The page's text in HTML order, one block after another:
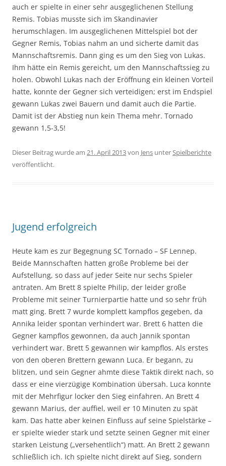
auch er spielte in einer sehr ausgeglichenen Stellung
Remis. Tobias musste sich im Skandinavier
herumschlagen. Im ausgeglichenen Mittelspiel bot der
Gegner Remis, Tobias nahm an und sicherte damit das
Mannschaftsremis. Dann ging es um den Sieg von Lukas.
Ihm hätte ein Remis gereicht, um den Mannschaftssieg zu
holen. Obwohl Lukas nach der Eröffnung ein kleinen Vorteil
hatte, konnte der Gegner sich verteidigen; erst im Endspiel
gewann Lukas zwei Bauern und damit auch die Partie.
Damit ist der Abstieg nun kein Thema mehr. Tornado
gewann 1,5-3,5!
Dieser Beitrag wurde am 21. April 2013von Jens unterSpielberichte
veröffentlicht.
Jugend erfolgreich
Heute kam es zur Begegnung SC Tornado – SF Lennep.
Beide Mannschaften hatten große Probleme bei der
Aufstellung, so dass auf jeder Seite nur sechs Spieler
antraten. Am Brett 8 spielte Philip, der leider große
Probleme mit seiner Turnierpartie hatte und so sehr früh
matt ging. Brett 7 wurde komplett kampflos gegeben, da
Annika leider spontan verhindert war. Brett 6 hatten die
Gegner kampflos gewonnen, da auch Jannik spontan
verhindert war. Brett 5 gewannen wir kampflos. Als erstes
von den oberen Brettern gewann Luca. Er begann, zu
blitzen, und sein Gegner ahmte diese Taktik direkt nach, so
dass er eine vierzügige Kombination übersah. Luca konnte
mit der Mehrfigur locker den Sieg einfahren. An Brett 4
gewann Marius, der auffiel, weil er 10 Minuten zu spät
kam. Das hatte aber keinen Einfluss auf seine Spielstärke –
er spielte wieder stark und setzte seinen Gegner mit einer
starken Leistung („versehentlich“) matt. An Brett 2 gewann
schließlich ich. Ich spielte nicht direkt auf Sieg, sondern